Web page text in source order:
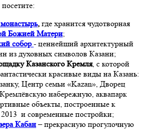
, где хранится чудотворная
Божией Матери;
собор - ценнейший архитектурный
из духовных символов Казани;
Казанского Кремля, с которой
красивые виды на Казань:
Центр семьи «Kazan», Дворец
набережную, аквапарк
объекты, построенные к
и современные постройки;
Кабан– прекрасную прогулочную